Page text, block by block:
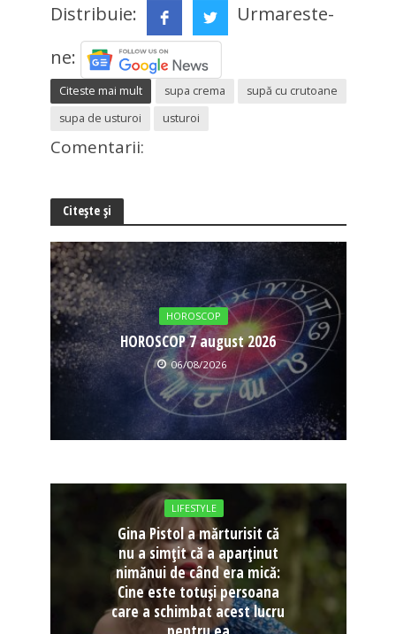
Distribuie:
Urmareste-
ne:
Citeste mai mult supa crema
supă cu crutoane
supa de usturoi
usturoi
Comentarii:
Citește și
HOROSCOP
HOROSCOP 7 august 2026
06/08/2026
LIFESTYLE
Gina Pistol a mărturisit că
nu a simțit că a aparținut
nimănui de când era mică:
Cine este totuși persoana
care a schimbat acest lucru